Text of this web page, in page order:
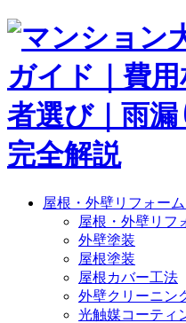
屋根・外壁リフォー
屋根・外壁リフ
外壁塗装
屋根塗装
屋根カバー工法
外壁クリーニン
光触媒コーティ